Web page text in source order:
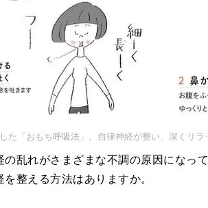
た「おもち呼吸法」。自律神経が整い、深くリラ
乱れがさまざまな不調の原因になっ
整える方法はありますか。